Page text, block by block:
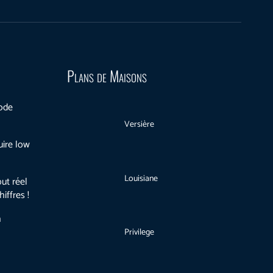
low
réel
!
Plans de Maisons
Versière
Louisiane
Privilege